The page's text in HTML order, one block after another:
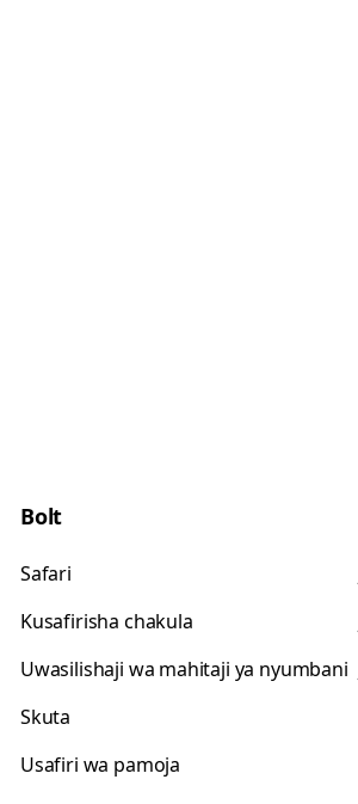
Bolt
Safari
Kusafirisha chakula
Uwasilishaji wa mahitaji ya nyumbani
Skuta
Usafiri wa pamoja